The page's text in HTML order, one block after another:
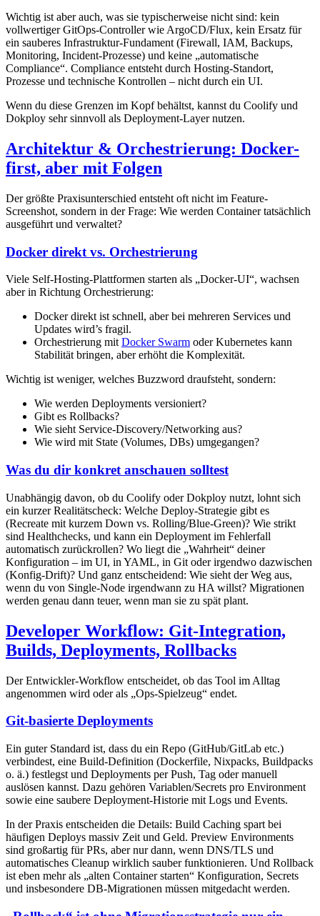
Wichtig ist aber auch, was sie typischerweise nicht sind: kein
vollwertiger GitOps-Controller wie ArgoCD/Flux, kein Ersatz für
ein sauberes Infrastruktur-Fundament (Firewall, IAM, Backups,
Monitoring, Incident-Prozesse) und keine „automatische
Compliance“. Compliance entsteht durch Hosting-Standort,
Prozesse und technische Kontrollen – nicht durch ein UI.
Wenn du diese Grenzen im Kopf behältst, kannst du Coolify und
Dokploy sehr sinnvoll als Deployment-Layer nutzen.
Architektur & Orchestrierung: Docker-
first, aber mit Folgen
Der größte Praxisunterschied entsteht oft nicht im Feature-
Screenshot, sondern in der Frage: Wie werden Container tatsächlich
ausgeführt und verwaltet?
Docker direkt vs. Orchestrierung
Viele Self-Hosting-Plattformen starten als „Docker-UI“, wachsen
aber in Richtung Orchestrierung:
Docker direkt ist schnell, aber bei mehreren Services und
Updates wird’s fragil.
Orchestrierung mit Docker Swarm oder Kubernetes kann
Stabilität bringen, aber erhöht die Komplexität.
Wichtig ist weniger, welches Buzzword draufsteht, sondern:
Wie werden Deployments versioniert?
Gibt es Rollbacks?
Wie sieht Service-Discovery/Networking aus?
Wie wird mit State (Volumes, DBs) umgegangen?
Was du dir konkret anschauen solltest
Unabhängig davon, ob du Coolify oder Dokploy nutzt, lohnt sich
ein kurzer Realitätscheck: Welche Deploy-Strategie gibt es
(Recreate mit kurzem Down vs. Rolling/Blue-Green)? Wie strikt
sind Healthchecks, und kann ein Deployment im Fehlerfall
automatisch zurückrollen? Wo liegt die „Wahrheit“ deiner
Konfiguration – im UI, in YAML, in Git oder irgendwo dazwischen
(Konfig-Drift)? Und ganz entscheidend: Wie sieht der Weg aus,
wenn du von Single-Node irgendwann zu HA willst? Migrationen
werden genau dann teuer, wenn man sie zu spät plant.
Developer Workflow: Git-Integration,
Builds, Deployments, Rollbacks
Der Entwickler-Workflow entscheidet, ob das Tool im Alltag
angenommen wird oder als „Ops-Spielzeug“ endet.
Git-basierte Deployments
Ein guter Standard ist, dass du ein Repo (GitHub/GitLab etc.)
verbindest, eine Build-Definition (Dockerfile, Nixpacks, Buildpacks
o. ä.) festlegst und Deployments per Push, Tag oder manuell
auslösen kannst. Dazu gehören Variablen/Secrets pro Environment
sowie eine saubere Deployment-Historie mit Logs und Events.
In der Praxis entscheiden die Details: Build Caching spart bei
häufigen Deploys massiv Zeit und Geld. Preview Environments
sind großartig für PRs, aber nur dann, wenn DNS/TLS und
automatisches Cleanup wirklich sauber funktionieren. Und Rollback
ist eben mehr als „alten Container starten“ Konfiguration, Secrets
und insbesondere DB-Migrationen müssen mitgedacht werden.